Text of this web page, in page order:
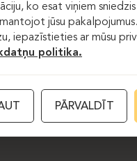
ko esat viņiem
jūsu
iepazīstieties ar mūsu
politika.
PĀRVALDĪT